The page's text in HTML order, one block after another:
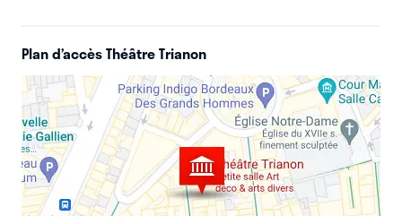
Plan d’accès Théâtre Trianon